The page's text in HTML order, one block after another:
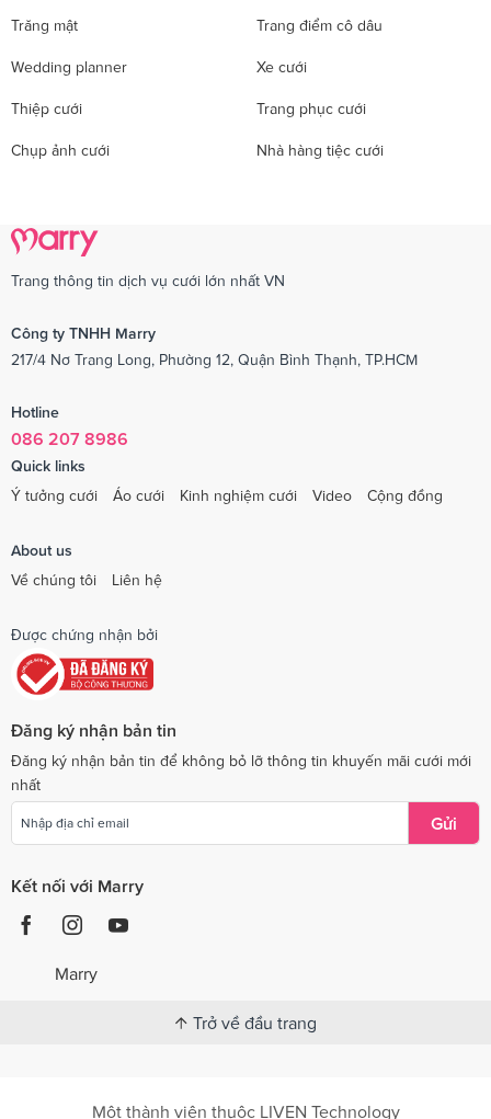
Trăng mật Trang điểm cô dâu
Wedding planner Xe cưới
Thiệp cưới Trang phục cưới
Chụp ảnh cưới Nhà hàng tiệc cưới
Trang thông tin dịch vụ cưới lớn nhất VN
Công ty TNHH Marry
217/4 Nơ Trang Long, Phường 12, Quận Bình Thạnh, TP.HCM
Hotline
086 207 8986
Quick links
Ý tưởng cưới
Áo cưới Kinh nghiệm cưới Video Cộng đồng
About us
Về chúng tôi
Liên hệ
Được chứng nhận bởi
Đăng ký nhận bản tin
Đăng ký nhận bản tin để không bỏ lỡ thông tin khuyến mãi cưới mới
nhất
Gửi
Kết nối với Marry
Marry
Trở về đầu trang
Một thành viên thuộc LIVEN Technology